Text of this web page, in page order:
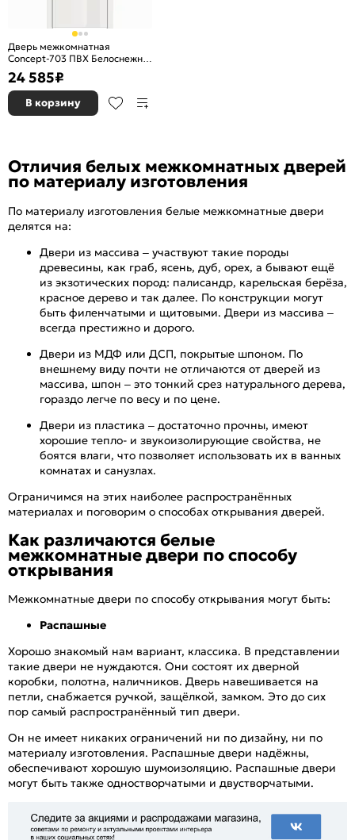
Дверь межкомнатная
Concept-703 ПВХ Белоснежно
матовый, остекленная,
лакобель белый, кромка
алюминиевая матовый хром,
каркасно-щитовая
24 585₽
В корзину
Отличия белых межкомнатных дверей
по материалу изготовления
По материалу изготовления белые межкомнатные двери
делятся на:
Двери из массива – участвуют такие породы
древесины, как граб, ясень, дуб, орех, а бывают ещё
из экзотических пород: палисандр, карельская берёза,
красное дерево и так далее. По конструкции могут
быть филенчатыми и щитовыми. Двери из массива –
всегда престижно и дорого.
Двери из МДФ или ДСП, покрытые шпоном. По
внешнему виду почти не отличаются от дверей из
массива, шпон – это тонкий срез натурального дерева,
гораздо легче по весу и по цене.
Двери из пластика – достаточно прочны, имеют
хорошие тепло- и звукоизолирующие свойства, не
боятся влаги, что позволяет использовать их в ванных
комнатах и санузлах.
Ограничимся на этих наиболее распространённых
материалах и поговорим о способах открывания дверей.
Как различаются белые
межкомнатные двери по способу
открывания
Межкомнатные двери по способу открывания могут быть:
Распашные
Хорошо знакомый нам вариант, классика. В представлении
такие двери не нуждаются. Они состоят их дверной
коробки, полотна, наличников. Дверь навешивается на
петли, снабжается ручкой, защёлкой, замком. Это до сих
пор самый распространённый тип двери.
Он не имеет никаких ограничений ни по дизайну, ни по
материалу изготовления. Распашные двери надёжны,
обеспечивают хорошую шумоизоляцию. Распашные двери
могут быть также одностворчатыми и двустворчатыми.